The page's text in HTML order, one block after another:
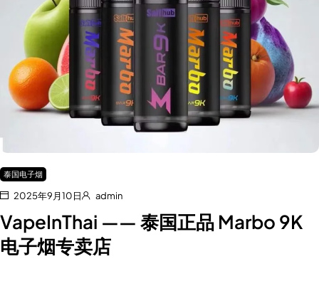
泰国电子烟
2025年9月10日 admin
VapeInThai —— 泰国正品 Marbo 9K
电子烟专卖店